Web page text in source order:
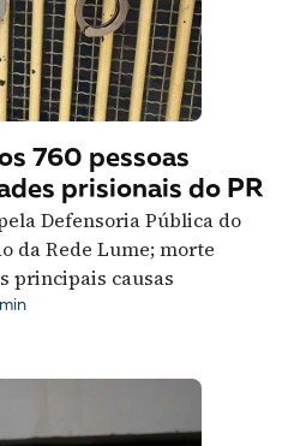
760 pessoas
prisionais do PR
Defensoria Pública do
da Rede Lume; morte
principais causas